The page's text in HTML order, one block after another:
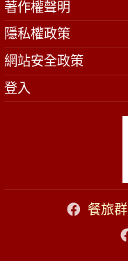
著作權聲明
隱私權政策
網站安全政策
登入
餐旅群